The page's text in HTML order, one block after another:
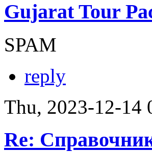
Gujarat Tour
SPAM
reply
Thu, 2023-12-
Re: